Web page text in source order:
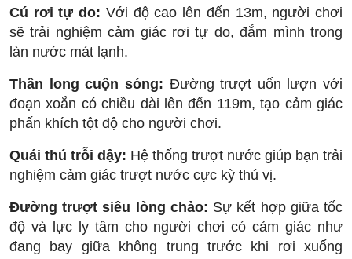
Cú rơi tự do: Với độ cao lên đến 13m, người chơi
sẽ trải nghiệm cảm giác rơi tự do, đắm mình trong
làn nước mát lạnh.
Thần long cuộn sóng: Đường trượt uốn lượn với
đoạn xoắn có chiều dài lên đến 119m, tạo cảm giác
phấn khích tột độ cho người chơi.
Quái thú trỗi dậy: Hệ thống trượt nước giúp bạn trải
nghiệm cảm giác trượt nước cực kỳ thú vị.
Đường trượt siêu lòng chảo: Sự kết hợp giữa tốc
độ và lực ly tâm cho người chơi có cảm giác như
đang bay giữa không trung trước khi rơi xuống